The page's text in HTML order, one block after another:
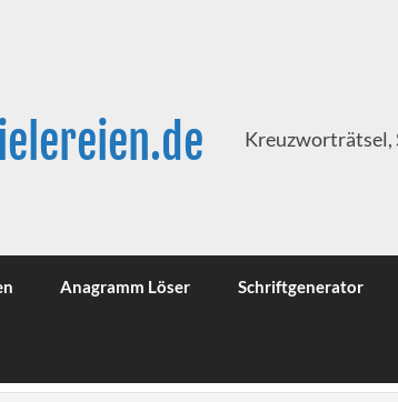
Kreuzworträtsel,
Anagramm Löser Schriftgenerator